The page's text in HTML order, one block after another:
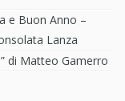
e Buon Anno –
Lanza
di Matteo Gamerro